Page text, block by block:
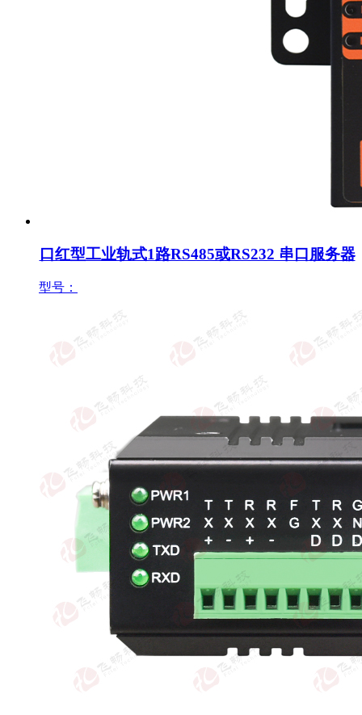
口红型工业轨式1路RS485或RS232 串口服务器
型号：